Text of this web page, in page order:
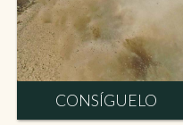
CONSÍGUELO